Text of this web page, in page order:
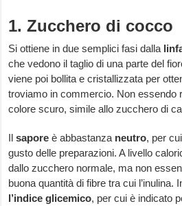
1. Zucchero di cocco
Si ottiene in due semplici fasi dalla
che vedono il taglio di una parte del
viene poi bollita e cristallizzata per
troviamo in commercio. Non essendo
colore scuro, simile allo zucchero di
Ilsapore è abbastanza neutro, per
gusto delle preparazioni. A livello
dallo zucchero normale, ma non
buona quantità di fibre tra cui l’inulina.
l’indice glicemico, per cui è indicato